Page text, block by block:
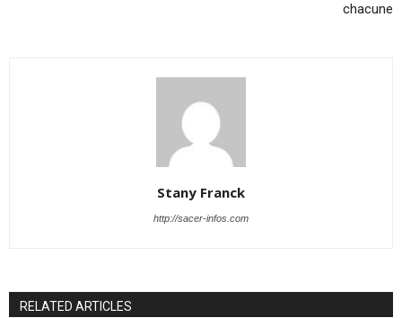
chacune
Stany Franck
http://sacer-infos.com
RELATED ARTICLES